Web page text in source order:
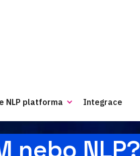
NLP platforma Integrace
nebo NLP?